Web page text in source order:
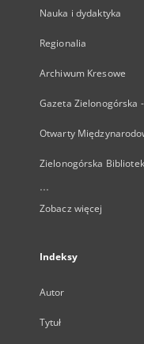
Nauka i dydaktyka
Regionalia
Archiwum Kresowe
Gazeta Zielonogórska
Otwarty
Zielonogórska
...
Zobacz więcej
Indeksy
Autor
Tytuł